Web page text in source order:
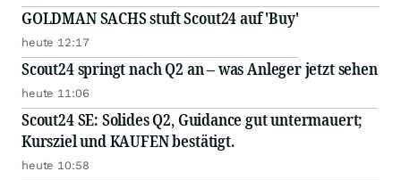
GOLDMAN SACHS stuft Scout24 auf 'Buy'
heute 12:17
Scout24 springt nach Q2 an – was Anleger jetzt sehen
heute 11:06
Scout24 SE: Solides Q2, Guidance gut untermauert;
Kursziel und KAUFEN bestätigt.
heute 10:58